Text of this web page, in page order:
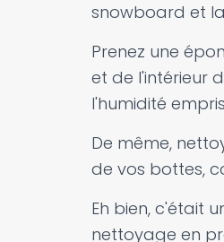
snowboard et
Prenez une
et de l'intérieur
l'humidité
De même,
de vos bottes,
Eh bien, c'était
nettoyage en